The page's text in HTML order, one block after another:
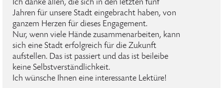
Ich danke allen, die sich in den letzten fünf
Jahren für unsere Stadt eingebracht haben, von
ganzem Herzen für dieses Engagement.
Nur, wenn viele Hände zusammenarbeiten, kann
sich eine Stadt erfolgreich für die Zukunft
aufstellen. Das ist passiert und das ist beileibe
keine Selbstverständlichkeit.
Ich wünsche Ihnen eine interessante Lektüre!